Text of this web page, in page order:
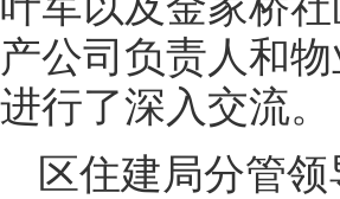
产公司负责人和
进行了深入交流。
区住建局分管